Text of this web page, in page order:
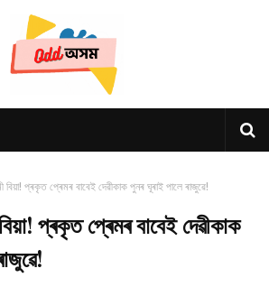
প্ৰকৃত প্ৰেমৰ বাবেই দেৱীকাক পুনৰ ঘূৰাই পালে ৰাজুৱে!
প্ৰকৃত প্ৰেমৰ বাবেই দেৱীকাক